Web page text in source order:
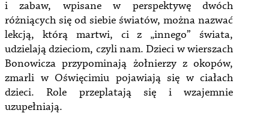
i zabaw, wpisane w perspektywę dwóch
różniących się od siebie światów, można nazwać
lekcją, którą martwi, ci z „innego” świata,
udzielają dzieciom, czyli nam. Dzieci w wierszach
Bonowicza przypominają żołnierzy z okopów,
zmarli w Oświęcimiu pojawiają się w ciałach
dzieci. Role przeplatają się i wzajemnie
uzupełniają.